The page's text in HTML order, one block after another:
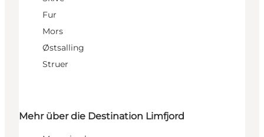
Fur
Mors
Østsalling
Struer
Mehr über die Destination Limfjord